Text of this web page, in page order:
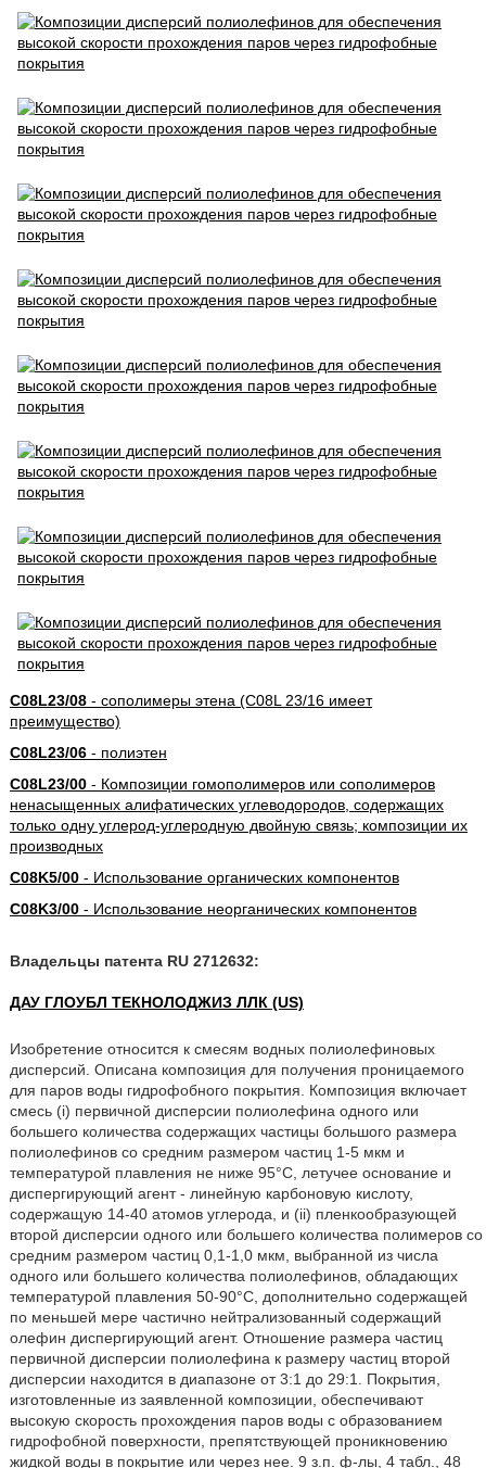
C08L23/08- сополимеры этена (C08L 23/16 имеет
преимущество)
C08L23/06- полиэтен
C08L23/00- Композиции гомополимеров или сополимеров
ненасыщенных алифатических углеводородов, содержащих
только одну углерод-углеродную двойную связь; композиции их
производных
C08K5/00- Использование органических компонентов
C08K3/00- Использование неорганических компонентов
Владельцы патента RU 2712632:
ДАУ ГЛОУБЛ ТЕКНОЛОДЖИЗ ЛЛК (US)
Изобретение относится к смесям водных полиолефиновых
дисперсий. Описана композиция для получения проницаемого
для паров воды гидрофобного покрытия. Композиция включает
смесь (i) первичной дисперсии полиолефина одного или
большего количества содержащих частицы большого размера
полиолефинов со средним размером частиц 1-5 мкм и
температурой плавления не ниже 95°С, летучее основание и
диспергирующий агент - линейную карбоновую кислоту,
содержащую 14-40 атомов углерода, и (ii) пленкообразующей
второй дисперсии одного или большего количества полимеров со
средним размером частиц 0,1-1,0 мкм, выбранной из числа
одного или большего количества полиолефинов, обладающих
температурой плавления 50-90°С, дополнительно содержащей
по меньшей мере частично нейтрализованный содержащий
олефин диспергирующий агент. Отношение размера частиц
первичной дисперсии полиолефина к размеру частиц второй
дисперсии находится в диапазоне от 3:1 до 29:1. Покрытия,
изготовленные из заявленной композиции, обеспечивают
высокую скорость прохождения паров воды с образованием
гидрофобной поверхности, препятствующей проникновению
жидкой воды в покрытие или через нее. 9 з.п. ф-лы, 4 табл., 48